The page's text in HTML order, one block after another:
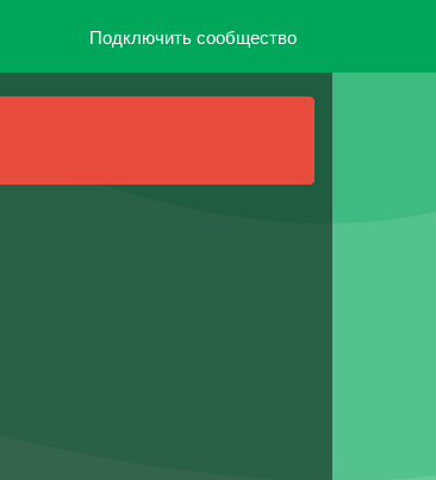
Подключить сообщество